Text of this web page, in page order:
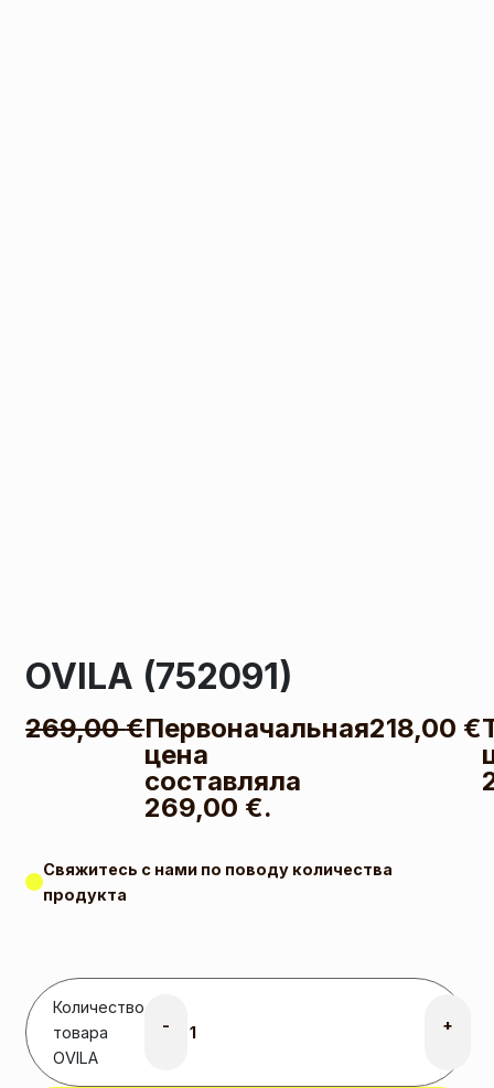
OVILA (752091)
269,00€Первоначальная
цена
составляла
269,00 €.
218,00 €
Свяжитесь с нами по поводу количества
продукта
Количество
товара
OVILA
- +